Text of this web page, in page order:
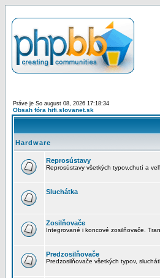
Práve je So august 08, 2026 17:18:34
Obsah fóra hifi.slovanet.sk
Hardware
Reprosústavy
Reprosústavy všetkých typov,chutí a
Sluchátka
Zosilňovače
Integrované i koncové zosilňovače.
Predzosilňovače
Predzosilňovače všetkých typov,